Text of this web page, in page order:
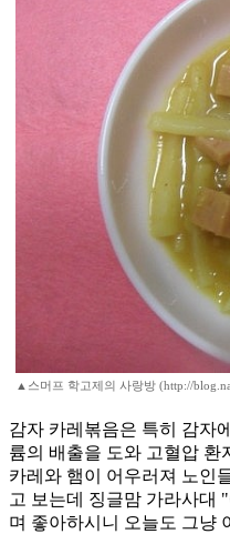
▲스머프 학고제의 사랑방 (http://
감자 카레볶음은 특히 감자
륨의 배출을 도와 고혈압 환
카레와 햄이 어우러져 노인
고 보는데 징글맘 가라사대
며 좋아하시니 오늘도 그냥